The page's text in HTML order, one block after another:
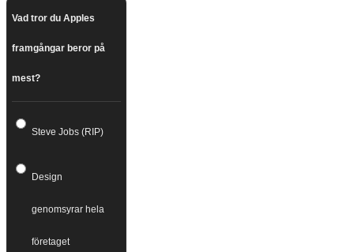
Vad tror du Apples
framgångar beror på
mest?
Steve Jobs (RIP)
Design
genomsyrar hela
företaget